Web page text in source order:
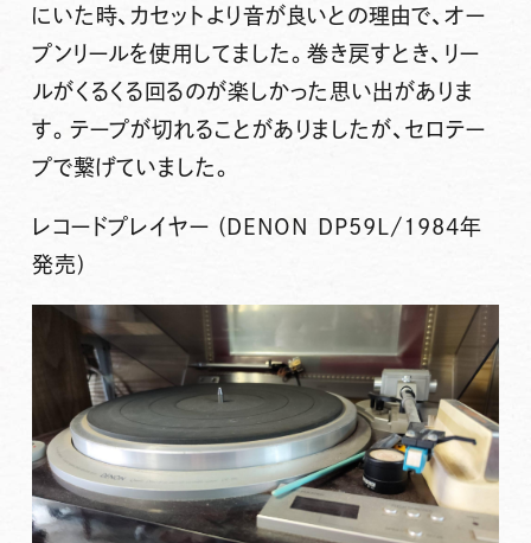
にいた時、カセットより音が良いとの理由で、オー
プンリールを使用してました。巻き戻すとき、リー
ルがくるくる回るのが楽しかった思い出がありま
す。テープが切れることがありましたが、セロテー
プで繋げていました。
レコードプレイヤー (DENON DP59L/1984年
発売)